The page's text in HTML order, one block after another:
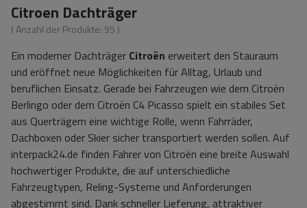
Citroen Dachträger
( Anzahl der Produkte: 95 )
Ein moderner Dachträger Citroën erweitert den Stauraum
und eröffnet neue Möglichkeiten für Alltag, Urlaub und
beruflichen Einsatz. Gerade bei Fahrzeugen wie dem Citroën
Berlingo oder dem Citroën C4 Picasso spielt ein stabiles Set
aus Querträgern eine wichtige Rolle, wenn Fahrräder,
Dachboxen oder Skier sicher transportiert werden sollen. Auf
interpack24.de finden Fahrer von Citroën eine breite Auswahl
hochwertiger Produkte, die auf unterschiedliche
Fahrzeugtypen, Reling-Systeme und Anforderungen
abgestimmt sind. Dank schneller Lieferung, attraktiver